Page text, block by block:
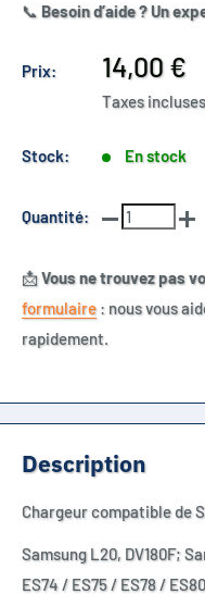
📞 Besoin d’aide ? Un
Prix:
Prix
réduit
14,00 €
Taxes
Stock: En stock
Quantité:
📩Vous ne trouvez pas
formulaire : nous vous
rapidement.
Description
Chargeur compatible de
Samsung L20, DV180F;
ES74 / ES75 / ES78 /